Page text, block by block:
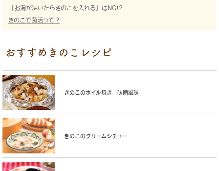
「お湯が沸いたらきのこを入れる」はNG!?
きのこで菌活って？
おすすめきのこレシピ
きのこのホイル焼き 味噌風味
きのこのクリームシチュー